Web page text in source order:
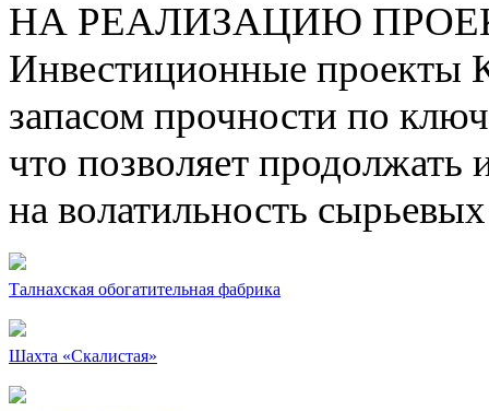
НА РЕАЛИЗАЦИЮ
Инвестиционные проекты
запасом прочности по
что позволяет продолжать
на волатильность
Талнахская обогатительная фабрика
Шахта «Скалистая»